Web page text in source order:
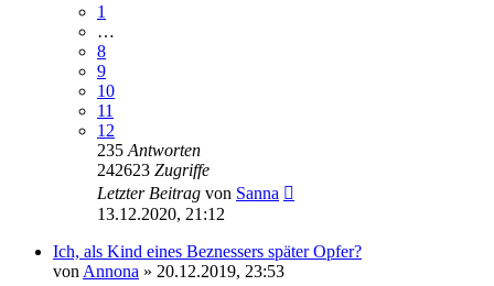
1
…
8
9
10
11
12
235 Antworten
242623 Zugriffe
Letzter Beitrag von Sanna
13.12.2020, 21:12
Ich, als Kind eines Beznessers später Opfer?
von Annona » 20.12.2019, 23:53